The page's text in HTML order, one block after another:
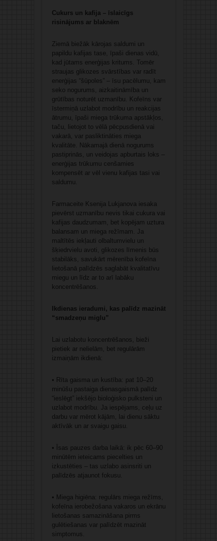
Cukurs un kafija – īslaicīgs
risinājums ar blaknēm
Ziemā biežāk kārojas saldumi un
papildu kafijas tase, īpaši dienas vidū,
kad jūtams enerģijas kritums. Tomēr
straujas glikozes svārstības var radīt
enerģijas “šūpoles” – īsu pacēlumu, kam
seko nogurums, aizkaitināmība un
grūtības noturēt uzmanību. Kofeīns var
īstermiņā uzlabot modrību un reakcijas
ātrumu, īpaši miega trūkuma apstākļos,
taču, lietojot to vēlā pēcpusdienā vai
vakarā, var pasliktināties miega
kvalitāte. Nākamajā dienā nogurums
pastiprinās, un veidojas apburtais loks –
enerģijas trūkumu cenšamies
kompensēt ar vēl vienu kafijas tasi vai
saldumu.
Farmaceite Ksenija Lukjanova iesaka
pievērst uzmanību nevis tikai cukura vai
kafijas daudzumam, bet kopējam uztura
balansam un miega režīmam. Ja
maltītēs iekļauti olbaltumvielu un
šķiedrvielu avoti, glikozes līmenis būs
stabilāks, savukārt mērenība kofeīna
lietošanā palīdzēs saglabāt kvalitatīvu
miegu un līdz ar to arī labāku
koncentrēšanos.
Ikdienas ieradumi, kas palīdz mazināt
“smadzeņu miglu”
Lai uzlabotu koncentrēšanos, bieži
pietiek ar nelielām, bet regulārām
izmaiņām ikdienā:
• Rīta gaisma un kustība: pat 10–20
minūšu pastaiga dienasgaismā palīdz
“ieslēgt” iekšējo bioloģisko pulksteni un
uzlabot modrību. Ja iespējams, ceļu uz
darbu var mērot kājām, lai dienu sāktu
aktīvāk un ar svaigu gaisu.
• Īsas pauzes darba laikā: ik pēc 60–90
minūtēm ieteicams piecelties un
izkustēties – tas uzlabo asinsriti un
palīdzēs atjaunot fokusu.
• Miega higiēna: regulārs miega režīms,
kofeīna ierobežošana vakaros un ekrānu
lietošanas samazināšana pirms
gulētiešanas var palīdzēt mazināt
simptomus.